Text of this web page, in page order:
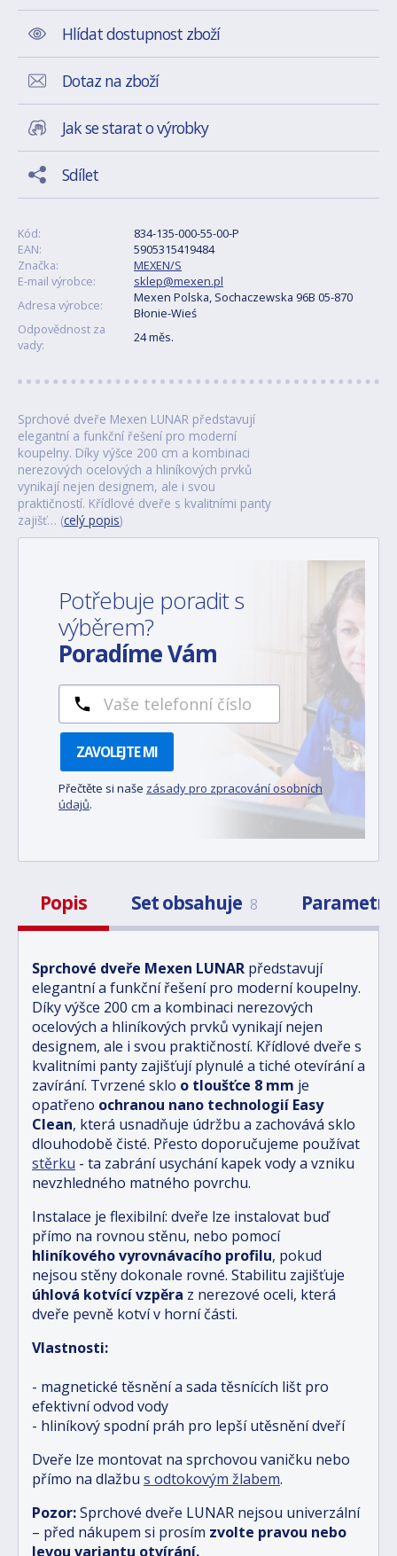
Hlídat dostupnost zboží
Dotaz na zboží
Jak se starat o výrobky
Sdílet
Kód:
834-135-000-55-00-P
EAN:
5905315419484
Značka:
MEXEN/S
E-mail výrobce:
sklep@mexen.pl
Adresa výrobce:
Mexen Polska, Sochaczewska 96B 05-870
Błonie-Wieś
Odpovědnost za
vady:
24 měs.
Sprchové dveře Mexen LUNAR představují
elegantní a funkční řešení pro moderní
koupelny. Díky výšce 200 cm a kombinaci
nerezových ocelových a hliníkových prvků
vynikají nejen designem, ale i svou
praktičností. Křídlové dveře s kvalitními panty
zajišť… (celý popis)
Potřebuje poradit s
výběrem?
Poradíme Vám
ZAVOLEJTE MI
Přečtěte si naše zásady pro zpracování osobních
údajů.
Popis Set obsahuje 8 Parametry
Sprchové dveře Mexen LUNAR představují
elegantní a funkční řešení pro moderní koupelny.
Díky výšce 200 cm a kombinaci nerezových
ocelových a hliníkových prvků vynikají nejen
designem, ale i svou praktičností. Křídlové dveře s
kvalitními panty zajišťují plynulé a tiché otevírání a
zavírání. Tvrzené sklo o tloušťce 8 mm je
opatřeno ochranou nano technologií Easy
Clean, která usnadňuje údržbu a zachovává sklo
dlouhodobě čisté. Přesto doporučujeme používat
stěrku - ta zabrání usychání kapek vody a vzniku
nevzhledného matného povrchu.
Instalace je flexibilní: dveře lze instalovat buď
přímo na rovnou stěnu, nebo pomocí
hliníkového vyrovnávacího profilu, pokud
nejsou stěny dokonale rovné. Stabilitu zajišťuje
úhlová kotvící vzpěra z nerezové oceli, která
dveře pevně kotví v horní části.
Vlastnosti:
- magnetické těsnění a sada těsnících lišt pro
efektivní odvod vody
- hliníkový spodní práh pro lepší utěsnění dveří
Dveře lze montovat na sprchovou vaničku nebo
přímo na dlažbu s odtokovým žlabem.
Pozor:Sprchové dveře LUNAR nejsou univerzální
– před nákupem si prosím zvolte pravou nebo
levou variantu otvírání.